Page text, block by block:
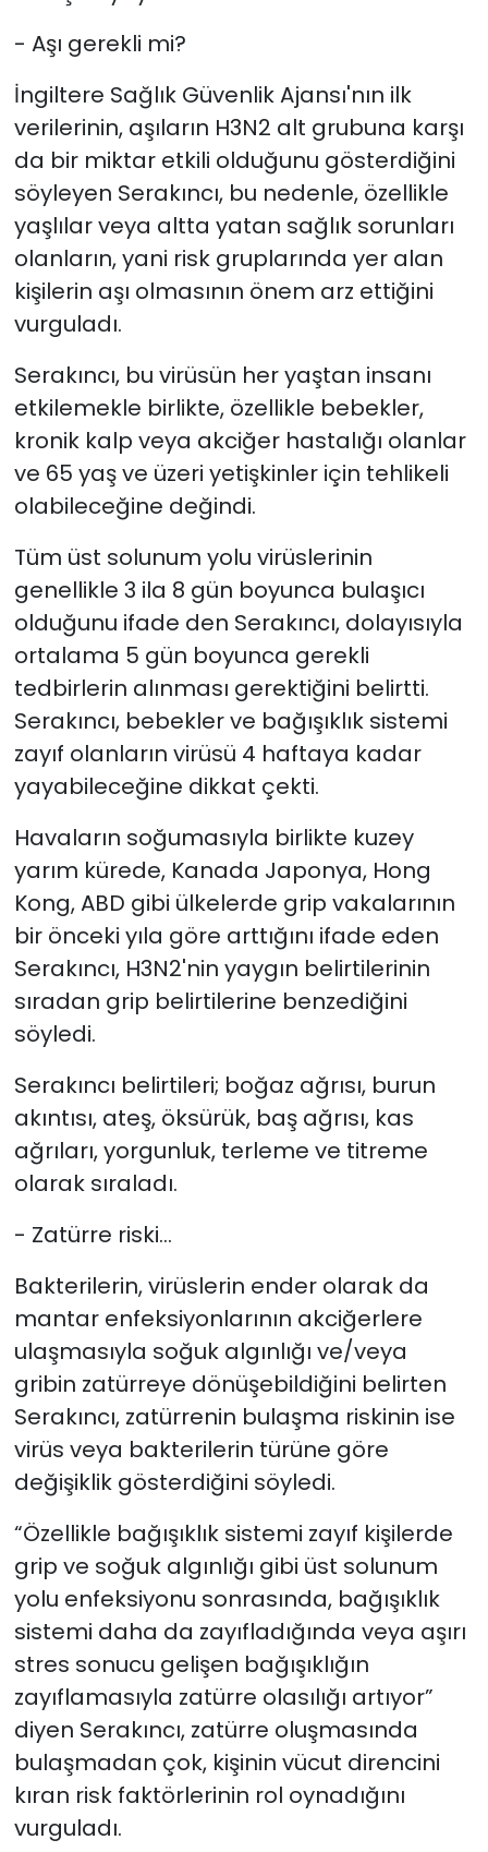
- Aşı gerekli mi?
İngiltere Sağlık Güvenlik Ajansı'nın ilk
verilerinin, aşıların H3N2 alt grubuna karşı
da bir miktar etkili olduğunu gösterdiğini
söyleyen Serakıncı, bu nedenle, özellikle
yaşlılar veya altta yatan sağlık sorunları
olanların, yani risk gruplarında yer alan
kişilerin aşı olmasının önem arz ettiğini
vurguladı.
Serakıncı, bu virüsün her yaştan insanı
etkilemekle birlikte, özellikle bebekler,
kronik kalp veya akciğer hastalığı olanlar
ve 65 yaş ve üzeri yetişkinler için tehlikeli
olabileceğine değindi.
Tüm üst solunum yolu virüslerinin
genellikle 3 ila 8 gün boyunca bulaşıcı
olduğunu ifade den Serakıncı, dolayısıyla
ortalama 5 gün boyunca gerekli
tedbirlerin alınması gerektiğini belirtti.
Serakıncı, bebekler ve bağışıklık sistemi
zayıf olanların virüsü 4 haftaya kadar
yayabileceğine dikkat çekti.
Havaların soğumasıyla birlikte kuzey
yarım kürede, Kanada Japonya, Hong
Kong, ABD gibi ülkelerde grip vakalarının
bir önceki yıla göre arttığını ifade eden
Serakıncı, H3N2'nin yaygın belirtilerinin
sıradan grip belirtilerine benzediğini
söyledi.
Serakıncı belirtileri; boğaz ağrısı, burun
akıntısı, ateş, öksürük, baş ağrısı, kas
ağrıları, yorgunluk, terleme ve titreme
olarak sıraladı.
- Zatürre riski…
Bakterilerin, virüslerin ender olarak da
mantar enfeksiyonlarının akciğerlere
ulaşmasıyla soğuk algınlığı ve/veya
gribin zatürreye dönüşebildiğini belirten
Serakıncı, zatürrenin bulaşma riskinin ise
virüs veya bakterilerin türüne göre
değişiklik gösterdiğini söyledi.
“Özellikle bağışıklık sistemi zayıf kişilerde
grip ve soğuk algınlığı gibi üst solunum
yolu enfeksiyonu sonrasında, bağışıklık
sistemi daha da zayıfladığında veya aşırı
stres sonucu gelişen bağışıklığın
zayıflamasıyla zatürre olasılığı artıyor”
diyen Serakıncı, zatürre oluşmasında
bulaşmadan çok, kişinin vücut direncini
kıran risk faktörlerinin rol oynadığını
vurguladı.